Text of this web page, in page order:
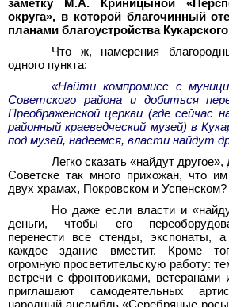
заметку М.А. Криницыной
округа», в которой благочинный
планами благоустройства
Что ж, намерения
одного пункта:
«Найти компромисс с
Советского района и добиться
Преображенской церкви (где сейчас
районный краеведческий музей) в
под музей, надеемся, власти найдут
Легко сказать «найдут
Советске так много прихожан, что
двух храмах, Покровском и
Но даже если власти и
деньги, чтобы его
перенести все стенды, экспонаты,
каждое здание вместит. Кроме
огромную просветительскую работу:
встречи с фронтовиками, ветеранами
приглашают самодеятельных
народный ансамбль «Серебряные